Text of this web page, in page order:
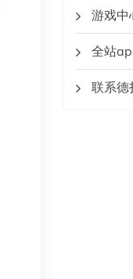
游戏中
全站
联系德